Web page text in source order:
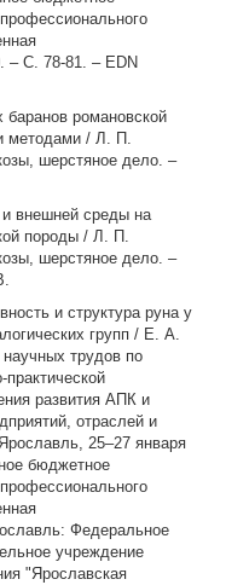
– С. 78-81. – EDN
романовской
методами / Л. П.
шерстяное дело. –
внешней среды на
породы / Л. П.
шерстяное дело. –
и структура руна у
групп / Е. А.
трудов по
развития АПК и
отраслей и
25–27 января
бюджетное
Федеральное
учреждение
"Ярославская